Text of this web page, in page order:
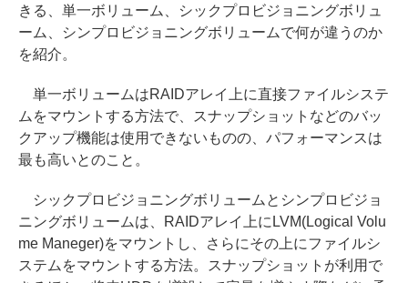
きる、単一ボリューム、シックプロビジョニングボリュ
ーム、シンプロビジョニングボリュームで何が違うのか
を紹介。
単一ボリュームはRAIDアレイ上に直接ファイルシステ
ムをマウントする方法で、スナップショットなどのバッ
クアップ機能は使用できないものの、パフォーマンスは
最も高いとのこと。
シックプロビジョニングボリュームとシンプロビジョ
ニングボリュームは、RAIDアレイ上にLVM(Logical Volu
me Maneger)をマウントし、さらにその上にファイルシ
ステムをマウントする方法。スナップショットが利用で